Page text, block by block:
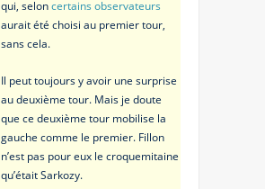
qui, seloncertains observateurs
aurait été choisi au premier tour,
sans cela.
Il peut toujours y avoir une surprise
au deuxième tour. Mais je doute
que ce deuxième tour mobilise la
gauche comme le premier. Fillon
n’est pas pour eux le croquemitaine
qu’était Sarkozy.